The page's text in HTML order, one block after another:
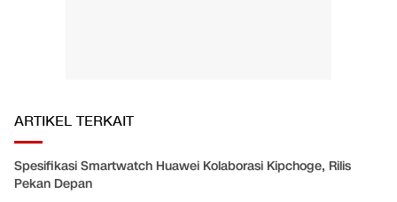
ARTIKEL TERKAIT
Spesifikasi Smartwatch Huawei Kolaborasi Kipchoge, Rilis
Pekan Depan